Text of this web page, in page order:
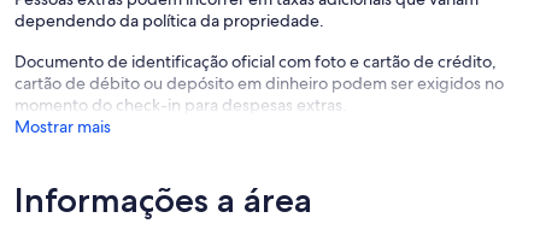
dependendo da política da propriedade.
Documento de identificação oficial com foto e cartão de crédito,
cartão de débito ou depósito em dinheiro podem ser exigidos no
momento do check-in para despesas extras.
Mostrar mais
Informações a área